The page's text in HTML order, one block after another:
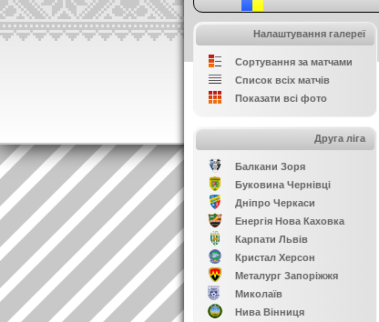
Налаштування галереї
Сортування за матчами
Список всіх матчів
Показати всі фото
Друга ліга
Балкани Зоря
Буковина Чернівці
Дніпро Черкаси
Енергія Нова Каховка
Карпати Львів
Кристал Херсон
Металург Запоріжжя
Миколаїв
Нива Вінниця